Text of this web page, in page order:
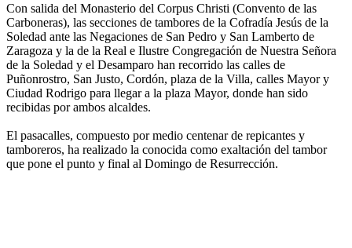
Con salida del Monasterio del Corpus Christi (Convento de las
Carboneras), las secciones de tambores de la Cofradía Jesús de la
Soledad ante las Negaciones de San Pedro y San Lamberto de
Zaragoza y la de la Real e Ilustre Congregación de Nuestra Señora
de la Soledad y el Desamparo han recorrido las calles de
Puñonrostro, San Justo, Cordón, plaza de la Villa, calles Mayor y
Ciudad Rodrigo para llegar a la plaza Mayor, donde han sido
recibidas por ambos alcaldes.
El pasacalles, compuesto por medio centenar de repicantes y
tamboreros, ha realizado la conocida como exaltación del tambor
que pone el punto y final al Domingo de Resurrección.